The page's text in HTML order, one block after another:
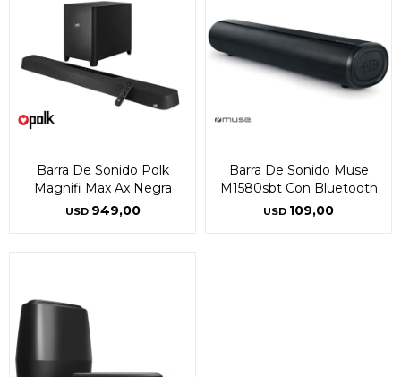
Barra De Sonido Polk
Magnifi Max Ax Negra
USD 949,00
Barra De Sonido Muse
M1580sbt Con Bluetooth
USD 109,00